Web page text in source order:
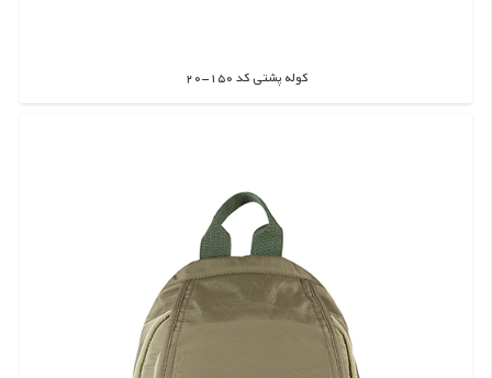
کوله پشتی کد 150-20
اطلاعات بیشتر